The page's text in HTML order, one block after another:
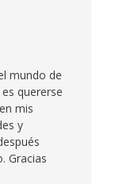
mundo de
quererse
mis
y
Gracias